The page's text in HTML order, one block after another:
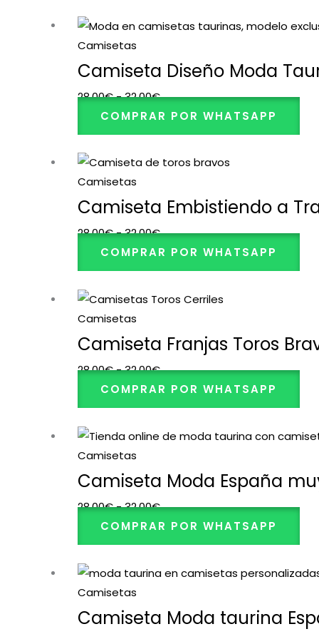
Camisetas
Camiseta Diseño Moda
28,00€-32,00€
Rango
precios:
desde
28,00€
hasta
32,00€
COMPRAR POR WHATSAPP
Camisetas
Camiseta Embistiendo a
28,00€-32,00€
Rango
precios:
28,00€
hasta
COMPRAR POR WHATSAPP
Camisetas
Camiseta Franjas Toros
28,00€-32,00€
Rango
precios:
28,00€
hasta
COMPRAR POR WHATSAPP
Camisetas
Camiseta Moda España
28,00€-32,00€
Rango
precios:
desde
28,00€
hasta
32,00€
COMPRAR POR WHATSAPP
Camisetas
Camiseta Moda taurina
Rango
precios:
desde